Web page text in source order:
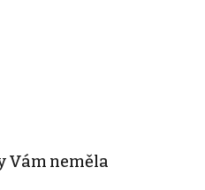
Vám neměla